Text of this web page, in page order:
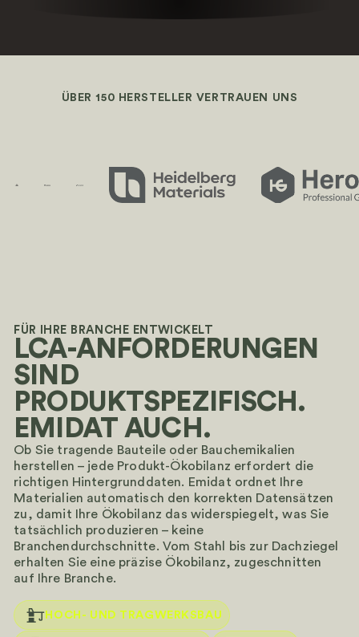
ÜBER 150 HERSTELLER VERTRAUEN UNS
FÜR IHRE BRANCHE ENTWICKELT
LCA-ANFORDERUNGEN
SIND
PRODUKTSPEZIFISCH.
EMIDAT AUCH.
Ob Sie tragende Bauteile oder Bauchemikalien
herstellen – jede Produkt-Ökobilanz erfordert die
richtigen Hintergrunddaten. Emidat ordnet Ihre
Materialien automatisch den korrekten Datensätzen
zu, damit Ihre Ökobilanz das widerspiegelt, was Sie
tatsächlich produzieren – keine
Branchendurchschnitte. Vom Stahl bis zur Dachziegel
erhalten Sie eine präzise Ökobilanz, zugeschnitten
auf Ihre Branche.
HOCH- UND TRAGWERKSBAU